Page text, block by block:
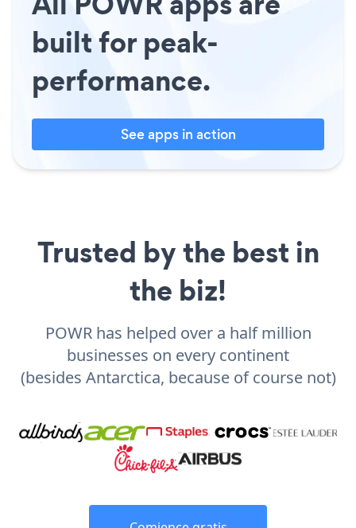
built for peak-
performance.
See apps in action
Trusted by the best in
the biz!
POWR has helped over a half million
businesses on every continent
(besides Antarctica, because of course not)